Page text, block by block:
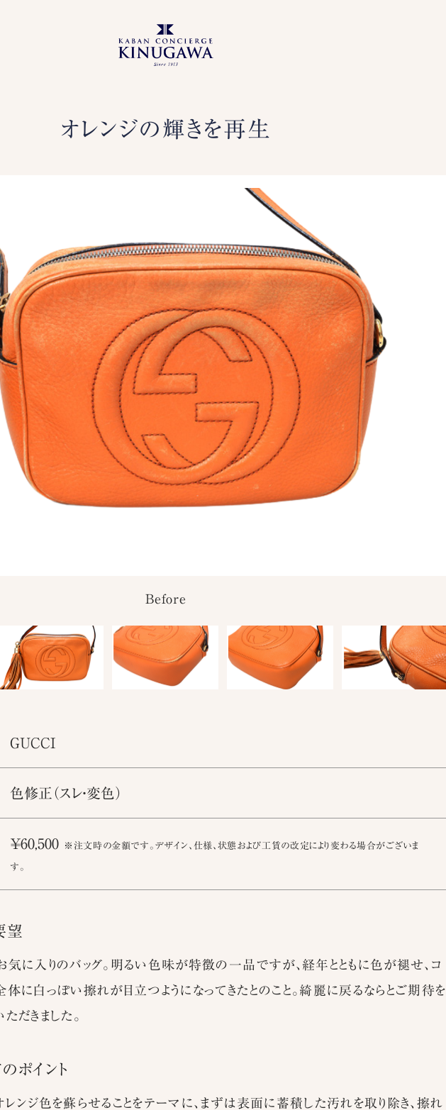
オレンジの輝きを再生
Before
GUCCI
色修正（スレ・変色）
￥60,500 ※注文時の金額です。デザイン、仕様、状態および工賃の改定により変わる場合がございま
す。
望
に入りのバッグ。明るい色味が特徴の一品ですが、経年とともに色が褪せ、コ
に白っぽい擦れが目立つようになってきたとのこと。綺麗に戻るならとご期待を
だきました。
ポイント
ンジ色を蘇らせることをテーマに、まずは表面に蓄積した汚れを取り除き、擦れ